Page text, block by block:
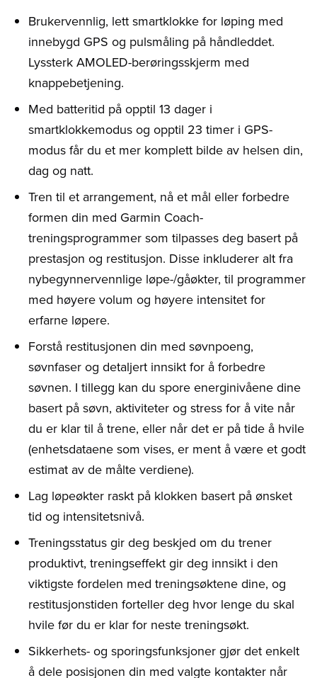
Brukervennlig, lett smartklokke for løping med
innebygd GPS og pulsmåling på håndleddet.
Lyssterk AMOLED-berøringsskjerm med
knappebetjening.
Med batteritid på opptil 13 dager i
smartklokkemodus og opptil 23 timer i GPS-
modus får du et mer komplett bilde av helsen din,
dag og natt.
Tren til et arrangement, nå et mål eller forbedre
formen din med Garmin Coach-
treningsprogrammer som tilpasses deg basert på
prestasjon og restitusjon. Disse inkluderer alt fra
nybegynnervennlige løpe-/gåøkter, til programmer
med høyere volum og høyere intensitet for
erfarne løpere.
Forstå restitusjonen din med søvnpoeng,
søvnfaser og detaljert innsikt for å forbedre
søvnen. I tillegg kan du spore energinivåene dine
basert på søvn, aktiviteter og stress for å vite når
du er klar til å trene, eller når det er på tide å hvile
(enhetsdataene som vises, er ment å være et godt
estimat av de målte verdiene).
Lag løpeøkter raskt på klokken basert på ønsket
tid og intensitetsnivå.
Treningsstatus gir deg beskjed om du trener
produktivt, treningseffekt gir deg innsikt i den
viktigste fordelen med treningsøktene dine, og
restitusjonstiden forteller deg hvor lenge du skal
hvile før du er klar for neste treningsøkt.
Sikkerhets- og sporingsfunksjoner gjør det enkelt
å dele posisjonen din med valgte kontakter når